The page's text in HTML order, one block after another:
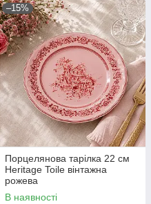
–15%
Порцелянова тарілка 22 см
Heritage Toile вінтажна
рожева
В наявності